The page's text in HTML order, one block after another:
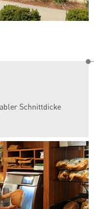
Schnittdicke